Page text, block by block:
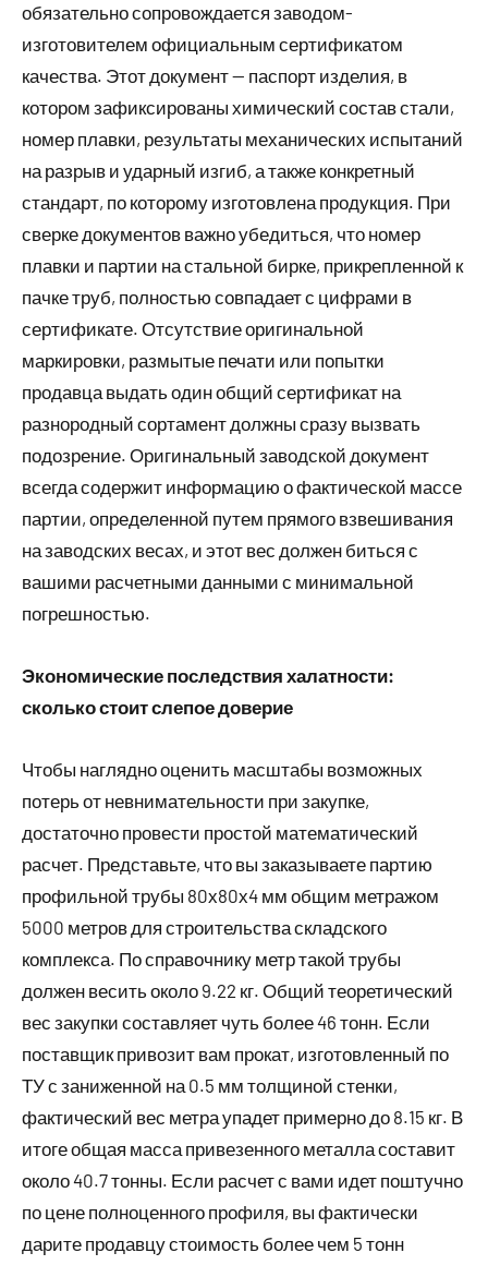
обязательно сопровождается заводом-
изготовителем официальным сертификатом
качества. Этот документ — паспорт изделия, в
котором зафиксированы химический состав стали,
номер плавки, результаты механических испытаний
на разрыв и ударный изгиб, а также конкретный
стандарт, по которому изготовлена продукция. При
сверке документов важно убедиться, что номер
плавки и партии на стальной бирке, прикрепленной к
пачке труб, полностью совпадает с цифрами в
сертификате. Отсутствие оригинальной
маркировки, размытые печати или попытки
продавца выдать один общий сертификат на
разнородный сортамент должны сразу вызвать
подозрение. Оригинальный заводской документ
всегда содержит информацию о фактической массе
партии, определенной путем прямого взвешивания
на заводских весах, и этот вес должен биться с
вашими расчетными данными с минимальной
погрешностью.
Экономические последствия халатности:
сколько стоит слепое доверие
Чтобы наглядно оценить масштабы возможных
потерь от невнимательности при закупке,
достаточно провести простой математический
расчет. Представьте, что вы заказываете партию
профильной трубы 80х80х4 мм общим метражом
5000 метров для строительства складского
комплекса. По справочнику метр такой трубы
должен весить около 9.22 кг. Общий теоретический
вес закупки составляет чуть более 46 тонн. Если
поставщик привозит вам прокат, изготовленный по
ТУ с заниженной на 0.5 мм толщиной стенки,
фактический вес метра упадет примерно до 8.15 кг. В
итоге общая масса привезенного металла составит
около 40.7 тонны. Если расчет с вами идет поштучно
по цене полноценного профиля, вы фактически
дарите продавцу стоимость более чем 5 тонн